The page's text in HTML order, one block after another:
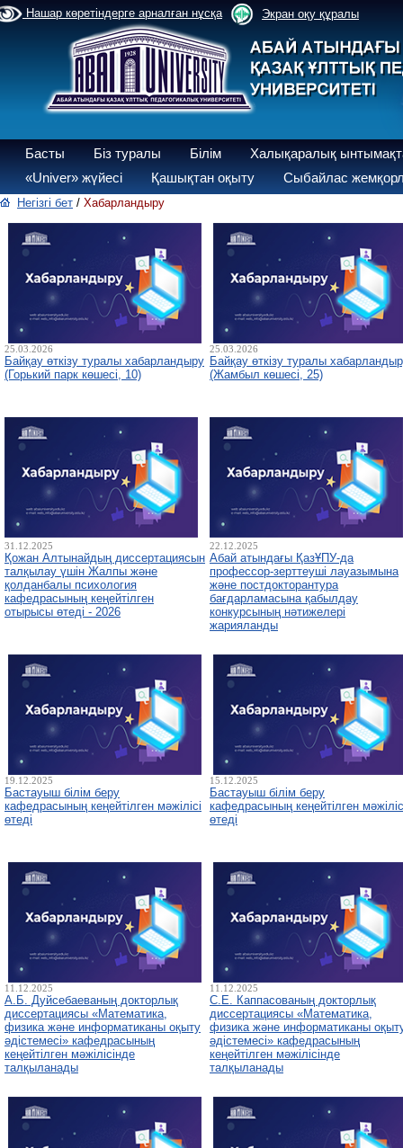
Нашар көретіндерге арналған нұсқа Экран оқу құралы
Басты Біз туралы Білім
Халықаралық
«Univer» жүйесі
Қашықтан оқыту Сыбайлас
Негізгі бет / Хабарландыру
25.03.2026
Байқау өткізу туралы хабарландыру
(Горький парк көшесі, 10)
25.03.2026
Байқау өткізу туралы
(Жамбыл көшесі, 25)
31.12.2025
Қожан Алтынайдың диссертациясын
талқылау үшін Жалпы және
қолданбалы психология
кафедрасының кеңейтілген
отырысы өтеді - 2026
22.12.2025
Абай атындағы ҚазҰПУ-да
профессор-зерттеуші лауазымына
және постдокторантура
бағдарламасына қабылдау
конкурсының нәтижелері
жарияланды
19.12.2025
Бастауыш білім беру
кафедрасының кеңейтілген мәжілісі
өтеді
15.12.2025
Бастауыш білім беру
кафедрасының кеңейтілген
өтеді
11.12.2025
А.Б. Дуйсебаеваның докторлық
диссертациясы «Математика,
физика және информатиканы оқыту
әдістемесі» кафедрасының
кеңейтілген мәжілісінде
талқыланады
11.12.2025
С.Е. Каппасованың докторлық
диссертациясы «Математика,
физика және информатиканы
әдістемесі» кафедрасының
кеңейтілген мәжілісінде
талқыланады